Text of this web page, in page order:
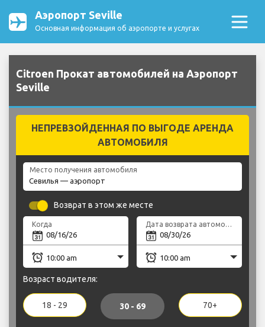
Аэропорт Seville
Основная информация об аэропорте и услугах
Citroen Прокат автомобилей на Аэропорт
Seville
НЕПРЕВЗОЙДЕННАЯ ПО ВЫГОДЕ АРЕНДА
АВТОМОБИЛЯ
Место получения автомобиля
Возврат в этом же месте
Когда Дата возврата автомобиля
Возраст водителя:
18 - 29 30 - 69 70+